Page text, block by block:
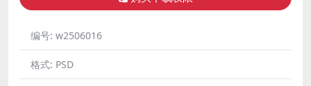
编号: w2506016
格式: PSD